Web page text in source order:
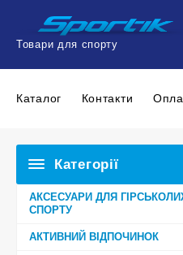
вмістуТовари для спорту
Каталог Контакти
Категорії
АКСЕСУАРИ ДЛЯ
СПОРТУ
АКТИВНИЙ ВІДПОЧИНОК